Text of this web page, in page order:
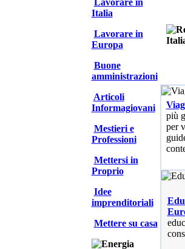
Lavorare in
Italia
Lavorare in
Europa
Buone
amministrazioni
Articoli
Informagiovani
Mestieri e
Professioni
Mettersi in
Proprio
Idee
imprenditoriali
Mettere su casa
più
per